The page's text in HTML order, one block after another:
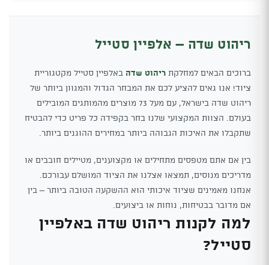
ריהוט שדה – אלפיין סטייל
ברוכים הבאים למחלקת ריהוט שדה באלפיין סטייל מקטגוריית
ציוד! אנו גאים להציע לכם את המבחר הגדול והמגוון ביותר של
ריהוט שדה בישראל, עם מעל 73 מוצרים מהמותגים המובילים
בעולם. הצוות המקצועי שלנו בחר בקפידה כל פריט כדי להבטיח
שתקבלו את האיכות הגבוהה ביותר במחירים ההוגנים ביותר.
בין אם אתם מטפסים מתחילים או מקצוענים, מטיילים חובבים או
מדריכים מנוסים, תמצאו אצלנו את הציוד המושלם עבורכם.
אנחנו מאמינים שציוד איכותי הוא ההשקעה הטובה ביותר – בין
אם מדובר בבטיחות, נוחות או ביצועים.
למה לקנות ריהוט שדה באלפיין
סטייל?